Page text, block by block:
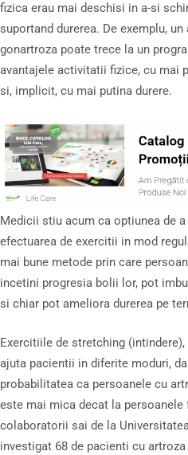
fizica erau mai deschisi in a-si
suportand durerea. De exemplu,
gonartroza poate trece la un
avantajele activitatii fizice, cu mai
si, implicit, cu mai putina durere.
Medicii stiu acum ca optiunea de
efectuarea de exercitii in mod
mai bune metode prin care
incetini progresia bolii lor, pot
si chiar pot ameliora durerea pe
Exercitiile de stretching
ajuta pacientii in diferite moduri,
probabilitatea ca persoanele cu
este mai mica decat la persoanele
colaboratorii sai de la
investigat 68 de pacienti cu